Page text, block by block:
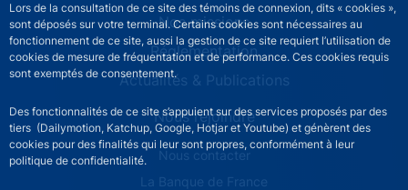
Lors de la consultation de ce site des témoins de connexion, dits « cookies »,
sont déposés sur votre terminal. Certains cookies sont nécessaires au
fonctionnement de ce site, aussi la gestion de ce site requiert l’utilisation de
cookies de mesure de fréquentation et de performance. Ces cookies requis
sont exemptés de consentement.
Des fonctionnalités de ce site s’appuient sur des services proposés par des
tiers (Dailymotion, Katchup, Google, Hotjar et Youtube) et génèrent des
cookies pour des finalités qui leur sont propres, conformément à leur
politique de confidentialité.
Nos missions
Réglementation
Actualités & Publications
Nous rejoindre
ACPR footer secondary menu (French)
Nous contacter
La Banque de France